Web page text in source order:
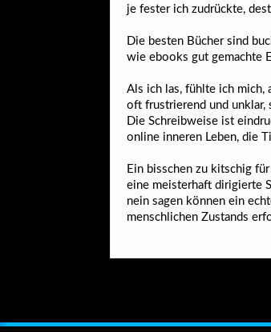
je fester ich zudrückte,
Die besten Bücher sind
wie ebooks gut gemachte
Als ich las, fühlte ich mich,
oft frustrierend und unklar,
Die Schreibweise ist
online inneren Leben, die
Ein bisschen zu kitschig
eine meisterhaft dirigierte
nein sagen können ein
menschlichen Zustands